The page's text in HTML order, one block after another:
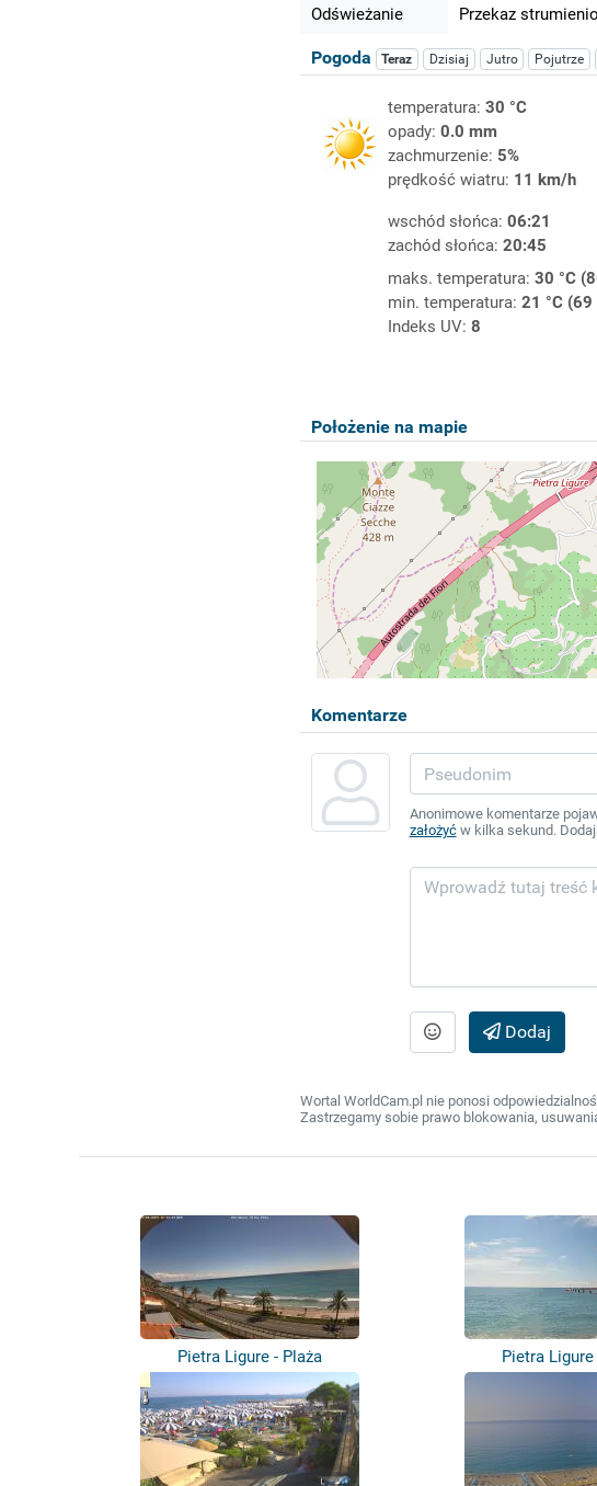
Odświeżanie Przekaz
Pogoda Teraz Dzisiaj Jutro Pojutrze
temperatura: 30 °C
opady: 0.0 mm
zachmurzenie: 5%
prędkość wiatru: 11 km/h
wschód słońca: 06:21
zachód słońca: 20:45
maks. temperatura: 30 °C
min. temperatura: 21 °C (69
Indeks UV: 8
Położenie na mapie
Komentarze
Anonimowe komentarze
założyćw kilka sekund.
Dodaj
Wortal WorldCam.pl nie ponosi
Zastrzegamy sobie prawo blokowania,
Pietra Ligure - Plaża Pietra Ligure